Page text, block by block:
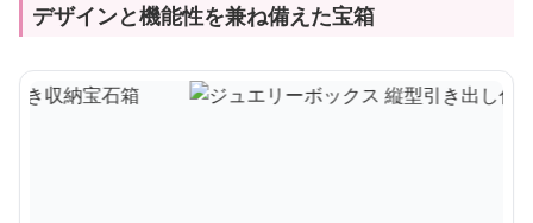
デザインと機能性を兼ね備えた宝箱